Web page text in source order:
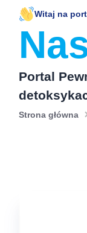
Witaj na
Portal
Strona główna